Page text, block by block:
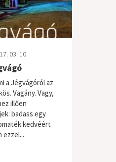
03. 10.
a Jégvágóról az
Vagány. Vagy,
illően
badass egy
kedvéért
ezzel...